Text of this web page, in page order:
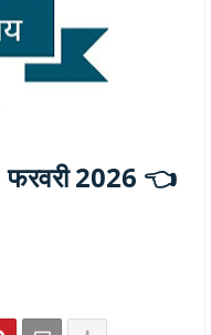
फरवरी 2026 👈